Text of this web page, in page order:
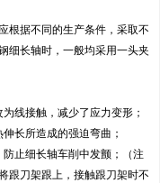
根据不同的生产条件，采取不
细长轴时，一般均采用一头夹
线接触，减少了应力变形；
长所造成的强迫弯曲；
止细长轴车削中发颤；（注
跟刀架跟上，接触跟刀架时不